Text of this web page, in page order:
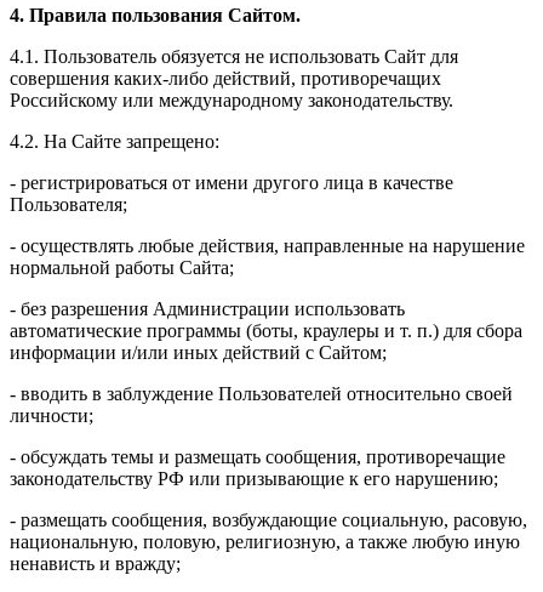
4. Правила пользования Сайтом.
4.1. Пользователь обязуется не использовать Сайт для
совершения каких-либо действий, противоречащих
Российскому или международному законодательству.
4.2. На Сайте запрещено:
- регистрироваться от имени другого лица в качестве
Пользователя;
- осуществлять любые действия, направленные на нарушение
нормальной работы Сайта;
- без разрешения Администрации использовать
автоматические программы (боты, краулеры и т. п.) для сбора
информации и/или иных действий с Сайтом;
- вводить в заблуждение Пользователей относительно своей
личности;
- обсуждать темы и размещать сообщения, противоречащие
законодательству РФ или призывающие к его нарушению;
- размещать сообщения, возбуждающие социальную, расовую,
национальную, половую, религиозную, а также любую иную
ненависть и вражду;